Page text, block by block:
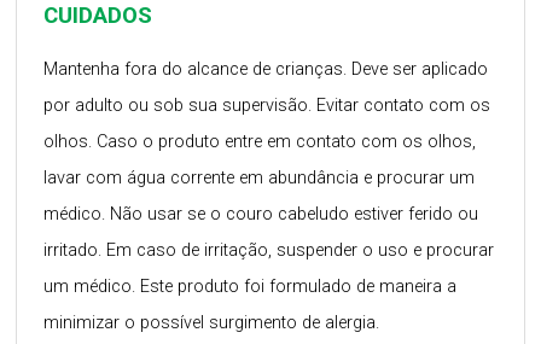
CUIDADOS
Mantenha fora do alcance de crianças. Deve ser aplicado
por adulto ou sob sua supervisão. Evitar contato com os
olhos. Caso o produto entre em contato com os olhos,
lavar com água corrente em abundância e procurar um
médico. Não usar se o couro cabeludo estiver ferido ou
irritado. Em caso de irritação, suspender o uso e procurar
um médico. Este produto foi formulado de maneira a
minimizar o possível surgimento de alergia.